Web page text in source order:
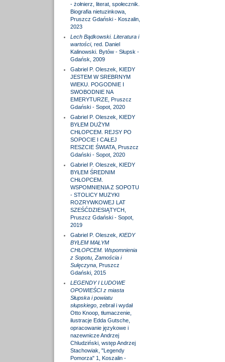
- żołnierz, literat, społecznik.
Biografia nietuzinkowa,
Pruszcz Gdański - Koszalin,
2023
Lech Bądkowski. Literatura i
wartości, red. Daniel
Kalinowski. Bytów - Słupsk -
Gdańsk, 2009
Gabriel P. Oleszek, KIEDY
JESTEM W SREBRNYM
WIEKU. POGODNIE I
SWOBODNIE NA
EMERYTURZE, Pruszcz
Gdański - Sopot, 2020
Gabriel P. Oleszek, KIEDY
BYŁEM DUŻYM
CHŁOPCEM. REJSY PO
SOPOCIE I CAŁEJ
RESZCIE ŚWIATA, Pruszcz
Gdański - Sopot, 2020
Gabriel P. Oleszek, KIEDY
BYŁEM ŚREDNIM
CHŁOPCEM.
WSPOMNIENIA Z SOPOTU
- STOLICY MUZYKI
ROZRYWKOWEJ LAT
SZEŚĆDZIESIĄTYCH,
Pruszcz Gdański - Sopot,
2019
Gabriel P. Oleszek, KIEDY
BYŁEM MAŁYM
CHŁOPCEM. Wspomnienia
z Sopotu, Zamościa i
Sulęczyna, Pruszcz
Gdański, 2015
LEGENDY I LUDOWE
OPOWIEŚCI z miasta
Słupska i powiatu
słupskiego, zebrał i wydał
Otto Knoop, tłumaczenie,
ilustracje Edda Gutsche,
opracowanie językowe i
nazewnicze Andrzej
Chludziński, wstęp Andrzej
Stachowiak, "Legendy
Pomorza" 1, Koszalin -